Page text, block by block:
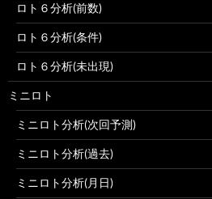
ロト６分析(前数)
ロト６分析(条件)
ロト６分析(未出現)
ミニロト
ミニロト分析(次回予測)
ミニロト分析(過去)
ミニロト分析(月日)